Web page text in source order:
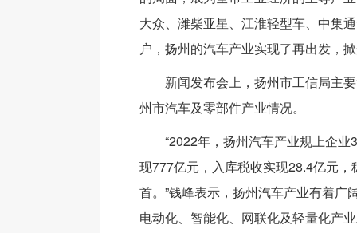
大众、潍柴亚星、江淮轻型车、中集
户，扬州的汽车产业实现了再出发，
新闻发布会上，扬州市工信局主
州市汽车及零部件产业情况。
“2022年，扬州汽车产业规上企
现777亿元，入库税收实现28.4亿元
首。”钱峰表示，扬州汽车产业有着广
电动化、智能化、网联化及轻量化产